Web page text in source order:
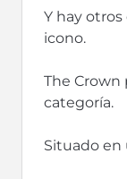
Y hay
icono.
The Crown
categoría.
Situado en